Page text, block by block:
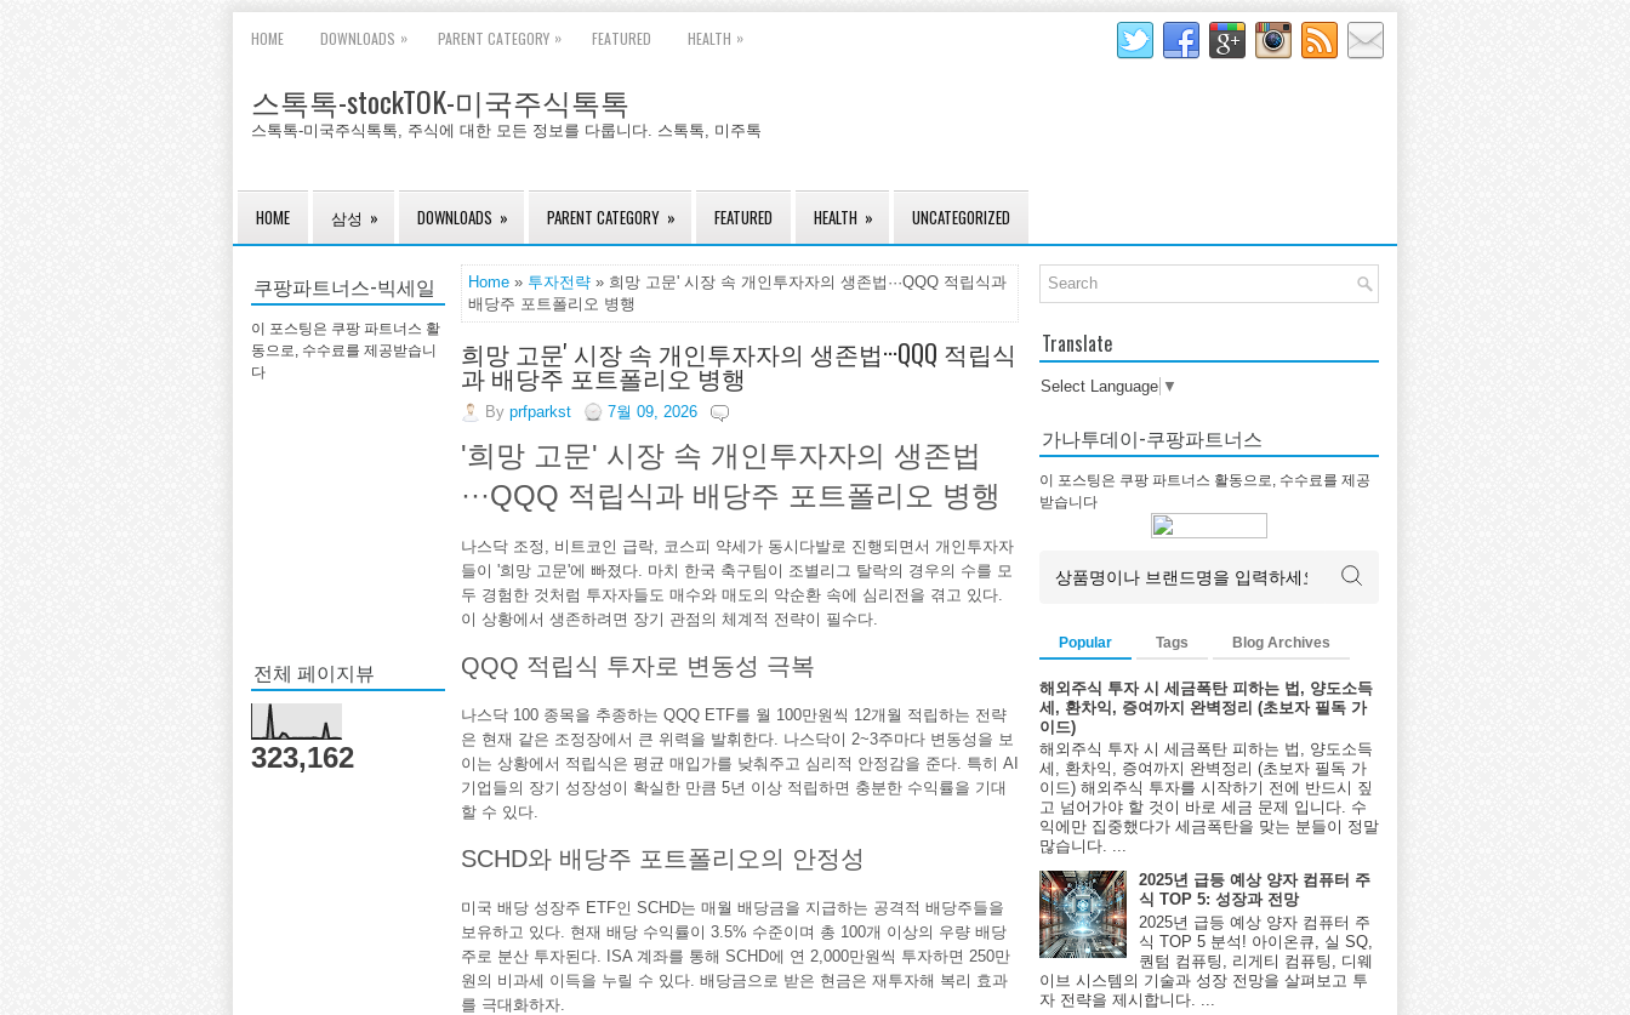
HOME DOWNLOADS » PARENT CATEGORY » FEATURED HEALTH »
스톡톡-stockTOK-미국주식톡톡
스톡톡-미국주식톡톡, 주식에 대한 모든 정보를 다룹니다. 스톡톡, 미주톡
HOME 삼성 » DOWNLOADS » PARENT CATEGORY » FEATURED HEALTH » UNCATEGORIZED
쿠팡파트너스-빅세일
이 포스팅은 쿠팡 파트너스 활
동으로, 수수료를 제공받습니
다
전체 페이지뷰
323,162
Home » 투자전략 » 희망 고문' 시장 속 개인투자자의 생존법···QQQ 적립식과
배당주 포트폴리오 병행
희망 고문' 시장 속 개인투자자의 생존법···QQQ 적립식
과 배당주 포트폴리오 병행
By prfparkst 7월 09, 2026
'희망 고문' 시장 속 개인투자자의 생존법
···QQQ 적립식과 배당주 포트폴리오 병행
나스닥 조정, 비트코인 급락, 코스피 약세가 동시다발로 진행되면서 개인투자자
들이 '희망 고문'에 빠졌다. 마치 한국 축구팀이 조별리그 탈락의 경우의 수를 모
두 경험한 것처럼 투자자들도 매수와 매도의 악순환 속에 심리전을 겪고 있다.
이 상황에서 생존하려면 장기 관점의 체계적 전략이 필수다.
QQQ 적립식 투자로 변동성 극복
나스닥 100 종목을 추종하는 QQQ ETF를 월 100만원씩 12개월 적립하는 전략
은 현재 같은 조정장에서 큰 위력을 발휘한다. 나스닥이 2~3주마다 변동성을 보
이는 상황에서 적립식은 평균 매입가를 낮춰주고 심리적 안정감을 준다. 특히 AI
기업들의 장기 성장성이 확실한 만큼 5년 이상 적립하면 충분한 수익률을 기대
할 수 있다.
SCHD와 배당주 포트폴리오의 안정성
미국 배당 성장주 ETF인 SCHD는 매월 배당금을 지급하는 공격적 배당주들을
보유하고 있다. 현재 배당 수익률이 3.5% 수준이며 총 100개 이상의 우량 배당
주로 분산 투자된다. ISA 계좌를 통해 SCHD에 연 2,000만원씩 투자하면 250만
원의 비과세 이득을 누릴 수 있다. 배당금으로 받은 현금은 재투자해 복리 효과
를 극대화하자.
Translate
Select Language ▼
가나투데이-쿠팡파트너스
이 포스팅은 쿠팡 파트너스 활동으로, 수수료를 제공
받습니다
Popular Tags Blog Archives
해외주식 투자 시 세금폭탄 피하는 법, 양도소득
세, 환차익, 증여까지 완벽정리 (초보자 필독 가
이드)
해외주식 투자 시 세금폭탄 피하는 법, 양도소득
세, 환차익, 증여까지 완벽정리 (초보자 필독 가
이드) 해외주식 투자를 시작하기 전에 반드시 짚
고 넘어가야 할 것이 바로 세금 문제 입니다. 수
익에만 집중했다가 세금폭탄을 맞는 분들이 정말
많습니다. ...
2025년 급등 예상 양자 컴퓨터 주
식 TOP 5: 성장과 전망
2025년 급등 예상 양자 컴퓨터 주
식 TOP 5 분석! 아이온큐, 실 SQ,
퀀텀 컴퓨팅, 리게티 컴퓨팅, 디웨
이브 시스템의 기술과 성장 전망을 살펴보고 투
자 전략을 제시합니다. ...